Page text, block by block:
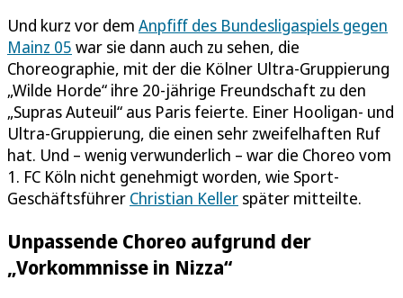
Und kurz vor dem Anpfiff des Bundesligaspiels gegen
Mainz 05 war sie dann auch zu sehen, die
Choreographie, mit der die Kölner Ultra-Gruppierung
„Wilde Horde“ ihre 20-jährige Freundschaft zu den
„Supras Auteuil“ aus Paris feierte. Einer Hooligan- und
Ultra-Gruppierung, die einen sehr zweifelhaften Ruf
hat. Und – wenig verwunderlich – war die Choreo vom
1. FC Köln nicht genehmigt worden, wie Sport-
Geschäftsführer Christian Keller später mitteilte.
Unpassende Choreo aufgrund der
„Vorkommnisse in Nizza“